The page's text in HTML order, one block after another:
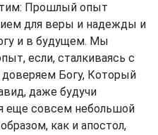
Прошлый опыт
для веры и надежды и
и в будущем. Мы
если, сталкиваясь с
Богу, Который
даже будучи
еще совсем небольшой
как и апостол,